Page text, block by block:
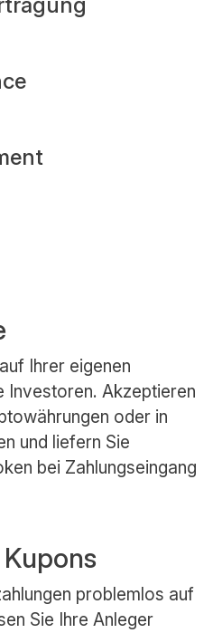
Ihrer eigenen
Investoren. Akzeptieren
oder in
und liefern Sie
bei Zahlungseingang
problemlos auf
Sie Ihre Anleger